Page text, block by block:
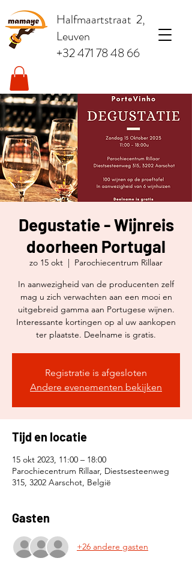
Halfmaartstraat 2,
Leuven
+32 471 78 48 66
Degustatie - Wijnreis
doorheen Portugal
zo 15 okt
  |
Parochiecentrum Rillaar
In aanwezigheid van de producenten zelf
mag u zich verwachten aan een mooi en
uitgebreid gamma aan Portugese wijnen.
Interessante kortingen op al uw aankopen
ter plaatste. Deelname is gratis.
Registratie is afgesloten
Andere evenementen bekijken
Tijd en locatie
15 okt 2023, 11:00 – 18:00
Parochiecentrum Rillaar, Diestsesteenweg
315, 3202 Aarschot, België
Gasten
+26 andere gasten